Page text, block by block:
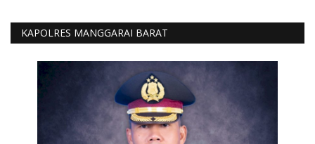
KAPOLRES MANGGARAI BARAT